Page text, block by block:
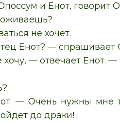
и Енот, говорит
не хочет.
Енот? — спрашивает
— отвечает Енот.
— Очень нужны мне
до драки!